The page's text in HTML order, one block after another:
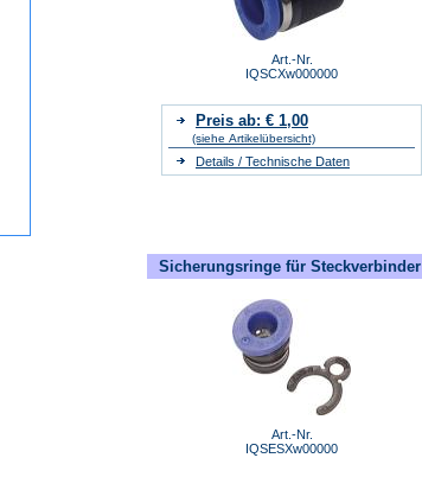
Art.-Nr.
IQSCXw000000
Preis ab: € 1,00
(siehe Artikelübersicht)
Details / Technische Daten
Sicherungsringe für Steckverbinder
Art.-Nr.
IQSESXw00000